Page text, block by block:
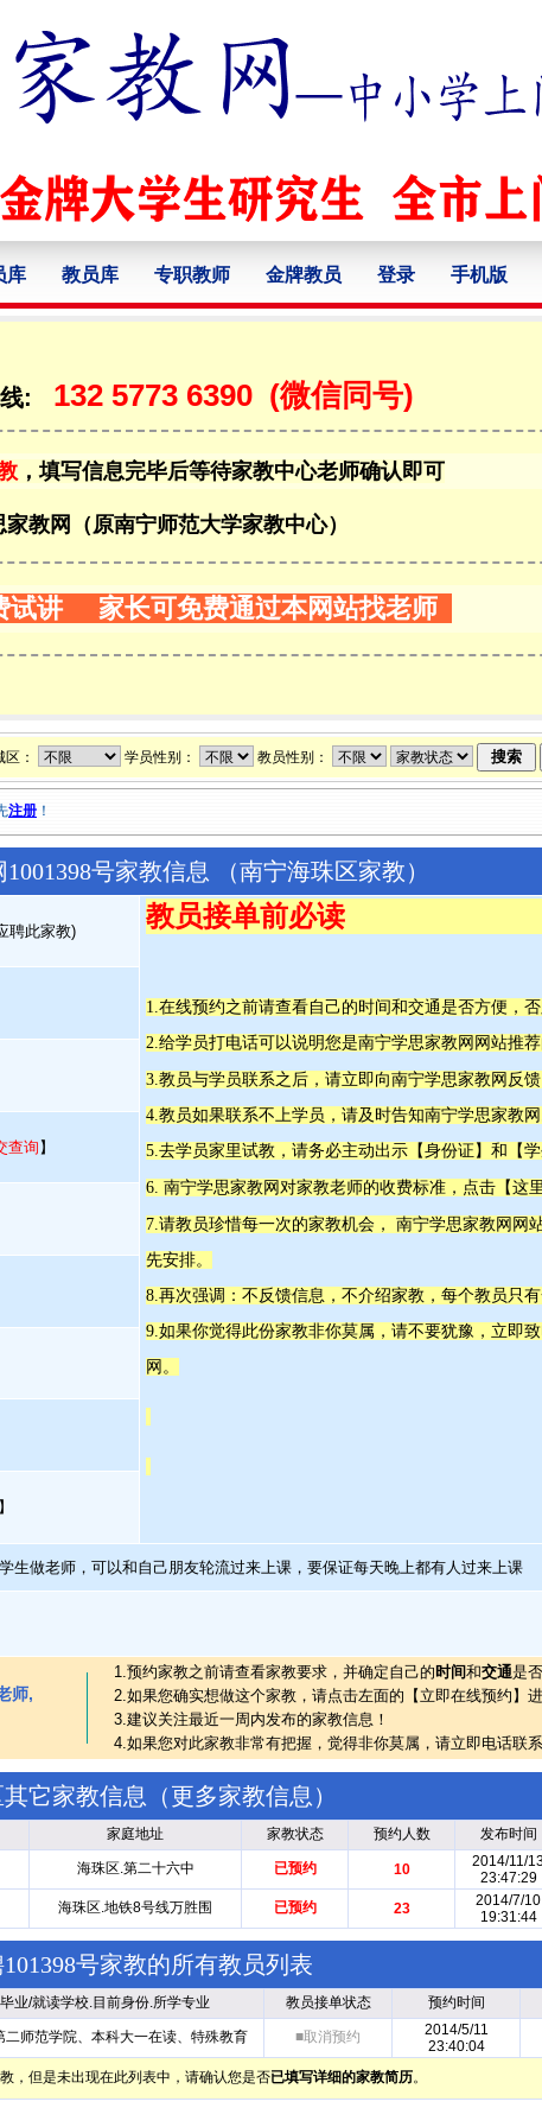
库 教员库 专职教师 金牌教员 登录 手机版
: 132 5773 6390(微信同号)
，填写信息完毕后等待家教中心老师确认即可
教网（原南宁师范大学家教中心）
讲 家长可免费通过本网站找老师
区： 学员性别： 教员性别：
注册 ！
号家教信息 （南宁海珠区家教）
聘此家教) 教员接单前必读
1.在线预约之前请查看自己的时间和交通是否方便，否
2.给学员打电话可以说明您是南宁学思家教网网站推荐
3.教员与学员联系之后，请立即向南宁学思家教网反馈
4.教员如果联系不上学员，请及时告知南宁学思家教网
5.去学员家里试教，请务必主动出示【身份证】和【学
6. 南宁学思家教网对家教老师的收费标准，点击【这里
7.请教员珍惜每一次的家教机会， 南宁学思家教网网
先安排。
8.再次强调：不反馈信息，不介绍家教，每个教员只有
9.如果你觉得此份家教非你莫属，请不要犹豫，立即
网。
查询】
】
生做老师，可以和自己朋友轮流过来上课，要保证每天晚上都有人过来上课
师,
1.预约家教之前请查看家教要求，并确定自己的时间和交通是
2.如果您确实想做这个家教，请点击左面的【立即在线预约】进
3.建议关注最近一周内发布的家教信息！
4.如果您对此家教非常有把握，觉得非你莫属，请立即电话联系
它家教信息（更多家教信息 ）
家庭地址 家教状态 预约人数 发布时间
海珠区.第二十六中 已预约 10
2014/11/
23:47:29
海珠区.地铁8号线万胜围 已预约 23
2014/7/10
19:31:44
号家教的所有教员列表
毕业/就读学校.目前身份.所学专业 教员接单状态 预约时间
二师范学院、本科大一在读、特殊教育 ■取消预约
2014/5/11
23:40:04
，但是未出现在此列表中，请确认您是否已填写详细的家教简历。